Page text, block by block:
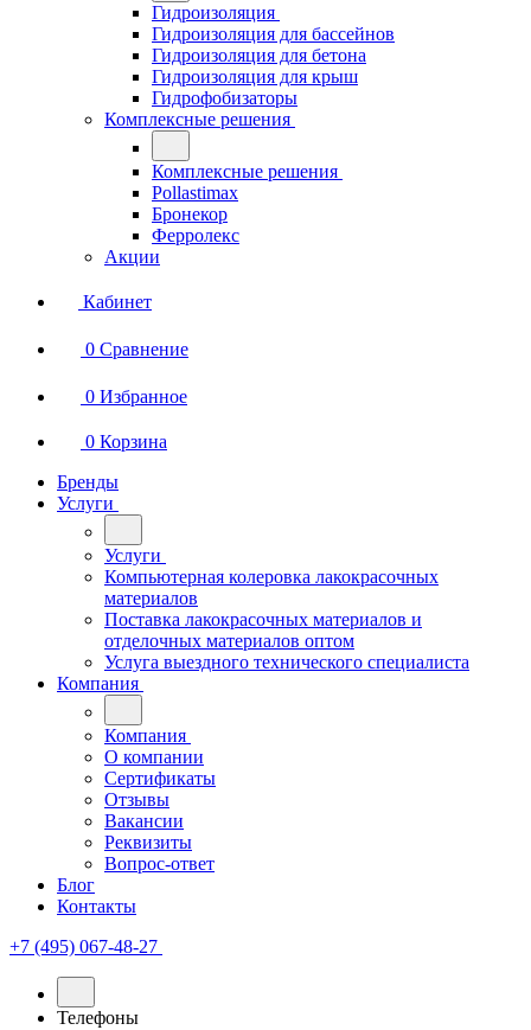
Гидроизоляция
Гидроизоляция для бассейнов
Гидроизоляция для бетона
Гидроизоляция для крыш
Гидрофобизаторы
Комплексные решения
Комплексные решения
Pollastimax
Бронекор
Ферролекс
Акции
Кабинет
0 Сравнение
0 Избранное
0 Корзина
Бренды
Услуги
Услуги
Компьютерная колеровка лакокрасочных
материалов
Поставка лакокрасочных материалов и
отделочных материалов оптом
Услуга выездного технического специалиста
Компания
Компания
О компании
Сертификаты
Отзывы
Вакансии
Реквизиты
Вопрос-ответ
Блог
Контакты
+7 (495) 067-48-27
Телефоны